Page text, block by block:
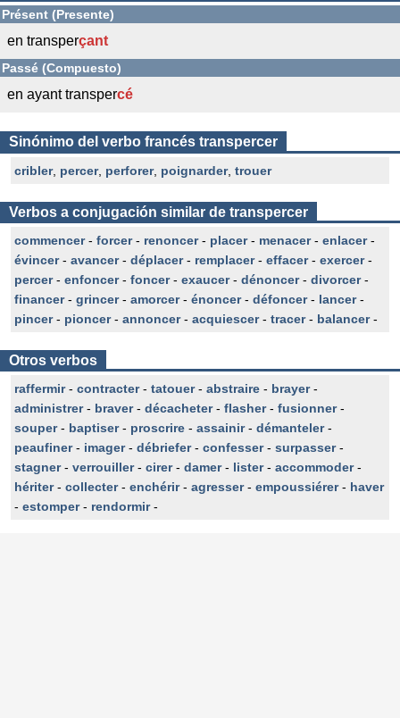
Présent (Presente)
en transperçant
Passé (Compuesto)
en ayant transpercé
Sinónimo del verbo francés transpercer
cribler, percer, perforer, poignarder, trouer
Verbos a conjugación similar de transpercer
commencer- forcer- renoncer- placer- menacer- enlacer-
évincer- avancer- déplacer- remplacer- effacer- exercer-
percer- enfoncer- foncer- exaucer- dénoncer- divorcer-
financer- grincer- amorcer- énoncer- défoncer- lancer-
pincer- pioncer- annoncer- acquiescer- tracer- balancer-
Otros verbos
raffermir- contracter- tatouer- abstraire - brayer-
administrer- braver- décacheter- flasher- fusionner-
souper- baptiser- proscrire - assainir- démanteler-
peaufiner- imager- débriefer- confesser- surpasser-
stagner- verrouiller- cirer- damer- lister- accommoder-
hériter- collecter- enchérir- agresser- empoussiérer- haver
- estomper- rendormir-